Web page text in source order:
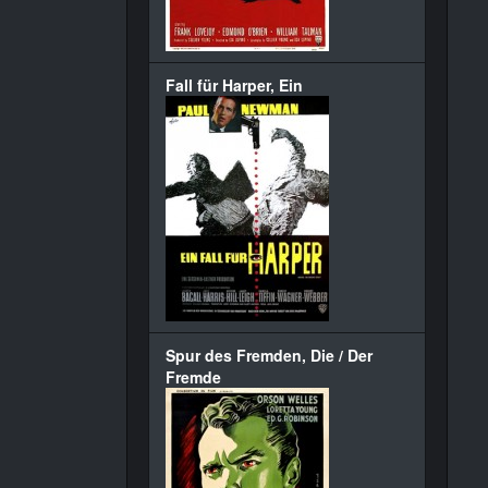
Fall für Harper, Ein
Spur des Fremden, Die / Der
Fremde